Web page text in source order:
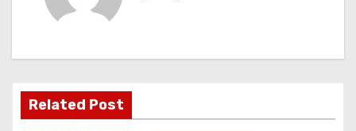
Related Post